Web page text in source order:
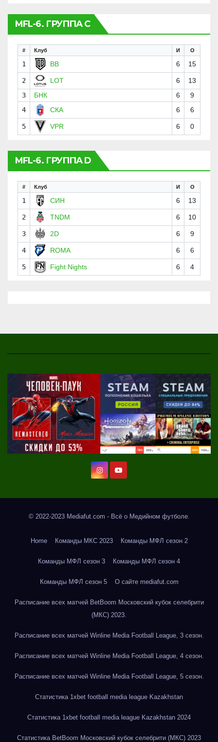
MFL-6. ГРУППА C
# Клуб И О
1 BB 6 15
2 LOT 6
13
3
БНК 6
9
4
СКА 6 6
5 VPR 6 0
MFL-6. ГРУППА D
# Клуб И О
1 СИН 6 13
2 TNDM 6 10
3 2D 6 9
4 ROMA 6 6
5 Fight Nights 6 4
© 2022-2023 Mediafut.com - Всё о Медийном футболе.
Home Команды МКС 2023 Команды МФЛ сезон 2
Команды МФЛ сезон 3 Команды МФЛ сезон 4
Команды МФЛ сезон 5 О сайте mediafut.com
Расписание всех матчей BetBoom Московский кубок селебрити
(МКС) 2023.
Расписание всех матчей Winline Media Football League, 3 сезон.
Расписание всех матчей Winline Media Football League, 4 сезон.
Расписание всех матчей Winline Media Football League, 5 сезон.
Статистика 1xbet football media league Kazakhstan
Статистика 1xbet football media league Kazakhstan 2024
Статистика BetBoom Московский кубок селебрити (МКС) 2023